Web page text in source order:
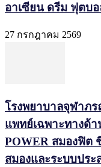
อาเซียน ดรีม ฟุตบ
27 กรกฎาคม 2569
โรงพยาบาลจุฬาภ
แพทย์เฉพาะทางด้
POWER สมองฟิต
สมองและระบบประ